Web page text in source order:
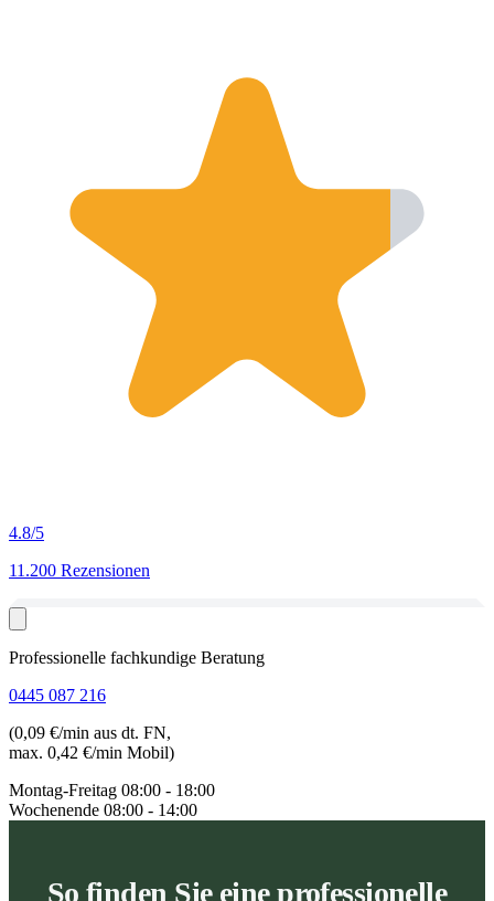
4.8/5
11.200 Rezensionen
Professionelle fachkundige Beratung
0445 087 216
(0,09 €/min aus dt. FN,
max. 0,42 €/min Mobil)
Montag-Freitag 08:00 - 18:00
Wochenende 08:00 - 14:00
So finden Sie eine professionelle